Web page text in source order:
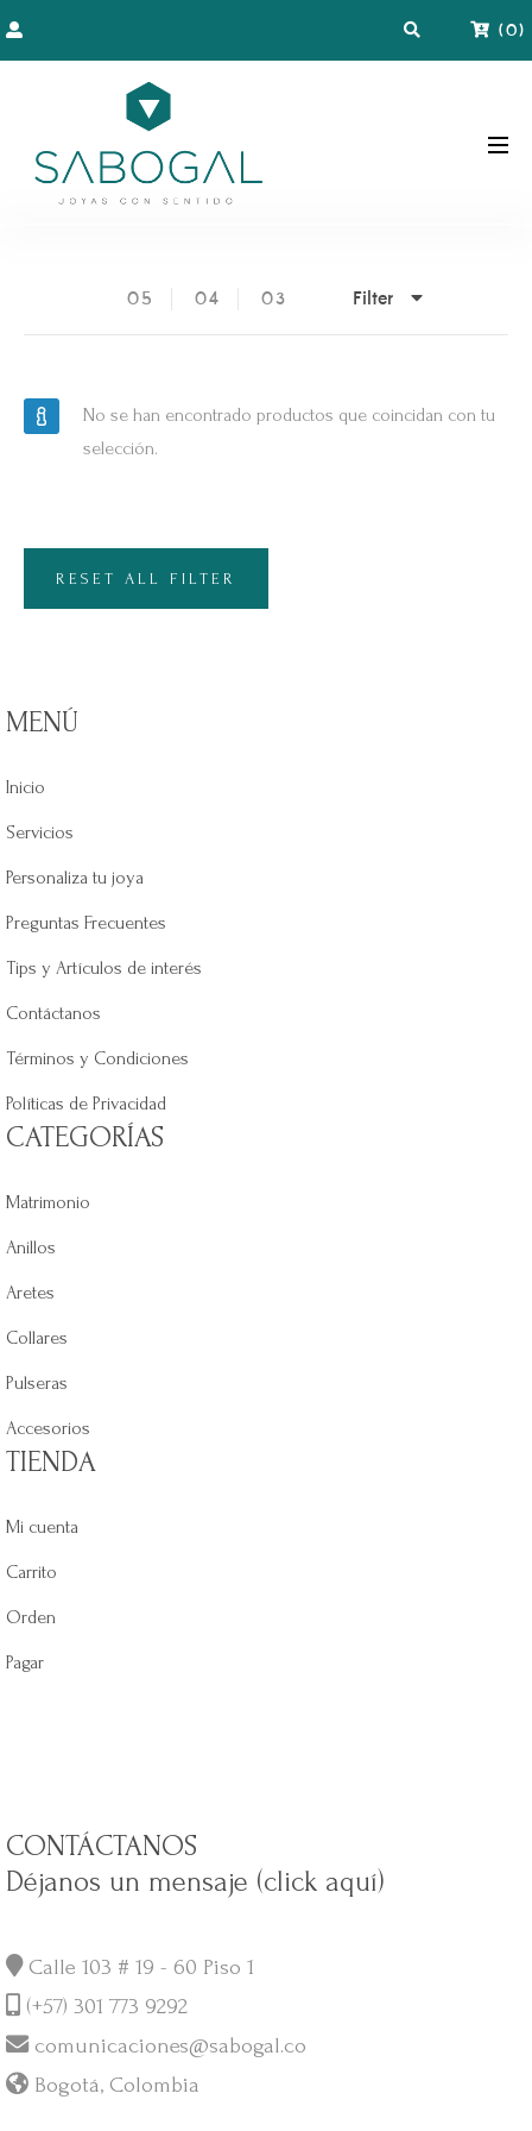
(0)
05 04 03 Filter
No se han encontrado productos que coincidan con tu
selección.
RESET ALL FILTER
MENÚ
Inicio
Servicios
Personaliza tu joya
Preguntas Frecuentes
Tips y Artículos de interés
Contáctanos
Términos y Condiciones
Políticas de Privacidad
CATEGORÍAS
Matrimonio
Anillos
Aretes
Collares
Pulseras
Accesorios
TIENDA
Mi cuenta
Carrito
Orden
Pagar
CONTÁCTANOS
Déjanos un mensaje (click aquí)
Calle 103 # 19 - 60 Piso 1
(+57) 301 773 9292
comunicaciones@sabogal.co
Bogotá, Colombia